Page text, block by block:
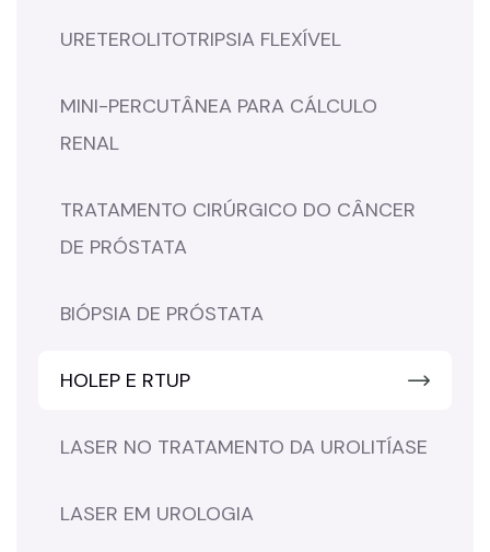
URETEROLITOTRIPSIA FLEXÍVEL
MINI-PERCUTÂNEA PARA CÁLCULO
RENAL
TRATAMENTO CIRÚRGICO DO CÂNCER
DE PRÓSTATA
BIÓPSIA DE PRÓSTATA
HOLEP E RTUP
LASER NO TRATAMENTO DA UROLITÍASE
LASER EM UROLOGIA